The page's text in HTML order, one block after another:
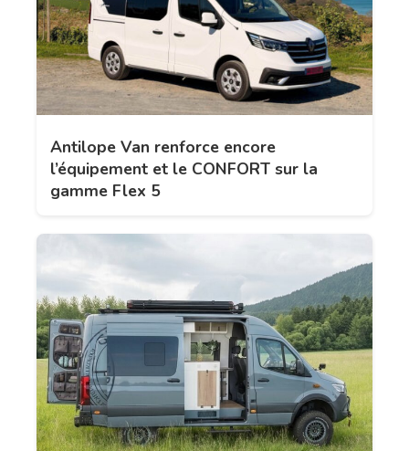
Antilope Van renforce encore
l’équipement et le CONFORT sur la
gamme Flex 5